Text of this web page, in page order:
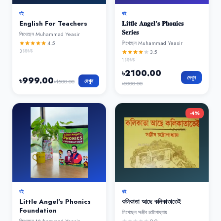
বই
English For Teachers
লিখেছেনMuhammad Yeasir
starstarstarstarstar 4.5
3 রিভিউ
৳999.00৳1500.00 দেখুন
বই
𝐋𝐢𝐭𝐭𝐥𝐞 𝐀𝐧𝐠𝐞𝐥'𝐬 𝐏𝐡𝐨𝐧𝐢𝐜𝐬
𝐒𝐞𝐫𝐢𝐞𝐬
লিখেছেনMuhammad Yeasir
starstarstarstarstar 3.5
1 রিভিউ
৳2100.00
৳3000.00
দেখুন
বই
Little Angel's Phonics
Foundation
-4%
বই
কলিকাতা আছে কলিকাতাতেই
লিখেছেনসঞ্জীব চট্টোপাধ্যায়